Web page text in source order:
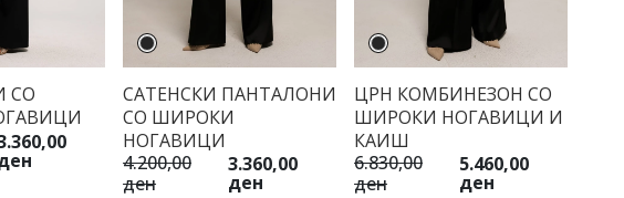
СО
САТЕНСКИ ПАНТАЛОНИ
СО ШИРОКИ
НОГАВИЦИ
4.200,00
ден
3.360,00
ден
ЦРН КОМБИНЕЗОН СО
ШИРОКИ НОГАВИЦИ И
КАИШ
6.830,00
ден
5.460,00
ден